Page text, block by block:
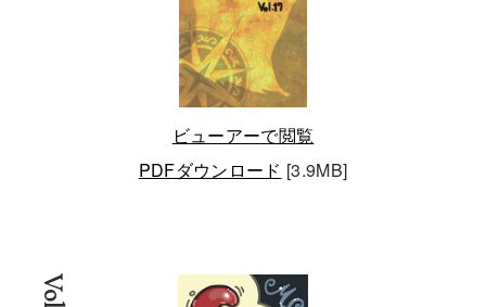
ビューアーで閲覧
PDFダウンロード [3.9MB]